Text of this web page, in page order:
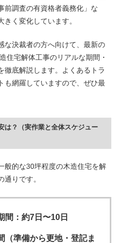
前調査の有資格者義務化」な
く変化しています。
な決裁者の方へ向けて、最新の
住宅解体工事のリアルな期間・
徹底解説します。よくあるトラ
も網羅していますので、ぜひ最
は？（実作業と全体スケジュー
般的な30坪程度の木造住宅を解
りです。
間：約7日〜10日
（準備から更地・登記ま